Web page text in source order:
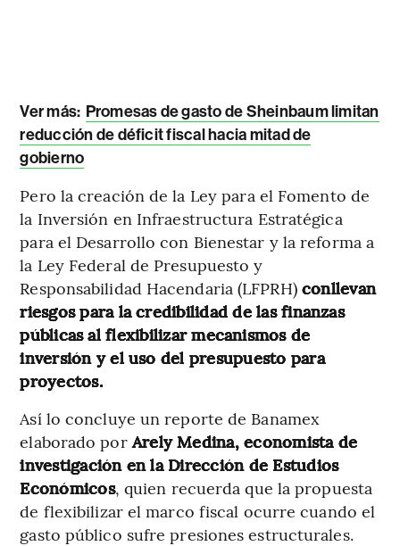
Ver más: Promesas de gasto de Sheinbaum limitan
reducción de déficit fiscal hacia mitad de
gobierno
Pero la creación de la Ley para el Fomento de
la Inversión en Infraestructura Estratégica
para el Desarrollo con Bienestar y la reforma a
la Ley Federal de Presupuesto y
Responsabilidad Hacendaria (LFPRH) conllevan
riesgos para la credibilidad de las finanzas
públicas al flexibilizar mecanismos de
inversión y el uso del presupuesto para
proyectos.
Así lo concluye un reporte de Banamex
elaborado porArely Medina, economista de
investigación en la Dirección de Estudios
Económicos, quien recuerda que la propuesta
de flexibilizar el marco fiscal ocurre cuando el
gasto público sufre presiones estructurales.